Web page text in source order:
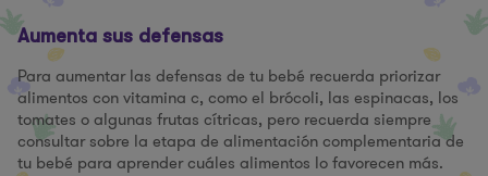
Aumenta sus defensas
Para aumentar las defensas de tu bebé recuerda priorizar
alimentos con vitamina c, como el brócoli, las espinacas, los
tomates o algunas frutas cítricas, pero recuerda siempre
consultar sobre la etapa de alimentación complementaria de
tu bebé para aprender cuáles alimentos lo favorecen más.